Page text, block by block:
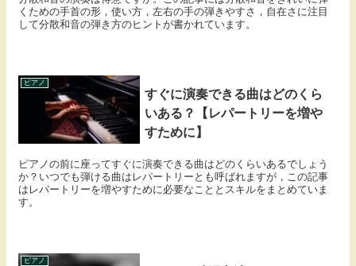
くための手首の形，使い方，左右の手の弾きやすさ，自在さに注目
して分散和音の弾き方のヒントが書かれています。
ピアノ
すぐに演奏できる曲はどのくら
いある？【レパートリーを増や
すために】
ピアノの前に座ってすぐに演奏できる曲はどのくらいあるでしょう
か？いつでも弾ける曲はレパートリーとも呼ばれますが，この記事
はレパートリーを増やすために必要なこととスキルをまとめていま
す。
ピアノ